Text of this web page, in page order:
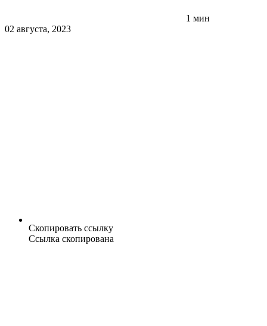
1 мин
02 августа, 2023
Скопировать ссылку
Ссылка скопирована